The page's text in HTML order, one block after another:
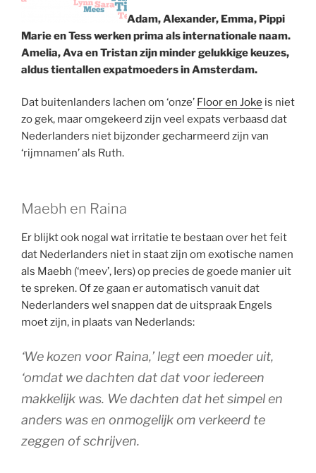
Adam, Alexander, Emma, Pippi
Marie en Tess werken prima als internationale naam.
Amelia, Ava en Tristan zijn minder gelukkige keuzes,
aldus tientallen expatmoeders in Amsterdam.
Dat buitenlanders lachen om ‘onze’ Floor en Joke is niet
zo gek, maar omgekeerd zijn veel expats verbaasd dat
Nederlanders niet bijzonder gecharmeerd zijn van
‘rijmnamen’ als Ruth.
Maebh en Raina
Er blijkt ook nogal wat irritatie te bestaan over het feit
dat Nederlanders niet in staat zijn om exotische namen
als Maebh (‘meev’, Iers) op precies de goede manier uit
te spreken. Of ze gaan er automatisch vanuit dat
Nederlanders wel snappen dat de uitspraak Engels
moet zijn, in plaats van Nederlands:
‘We kozen voor Raina,’ legt een moeder uit,
‘omdat we dachten dat dat voor iedereen
makkelijk was. We dachten dat het simpel en
anders was en onmogelijk om verkeerd te
zeggen of schrijven.